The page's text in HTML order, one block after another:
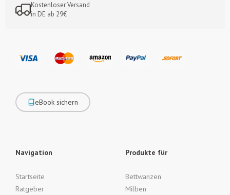
Kostenloser Versand
in DE ab 29€
eBook sichern
Navigation
Startseite
Ratgeber
Produkte für
Bettwanzen
Milben